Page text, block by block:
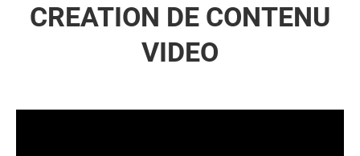
CREATION DE CONTENU
VIDEO